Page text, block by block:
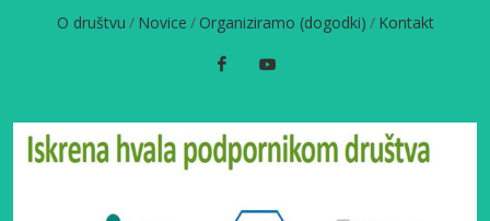
O društvu / Novice / Organiziramo (dogodki) / Kontakt